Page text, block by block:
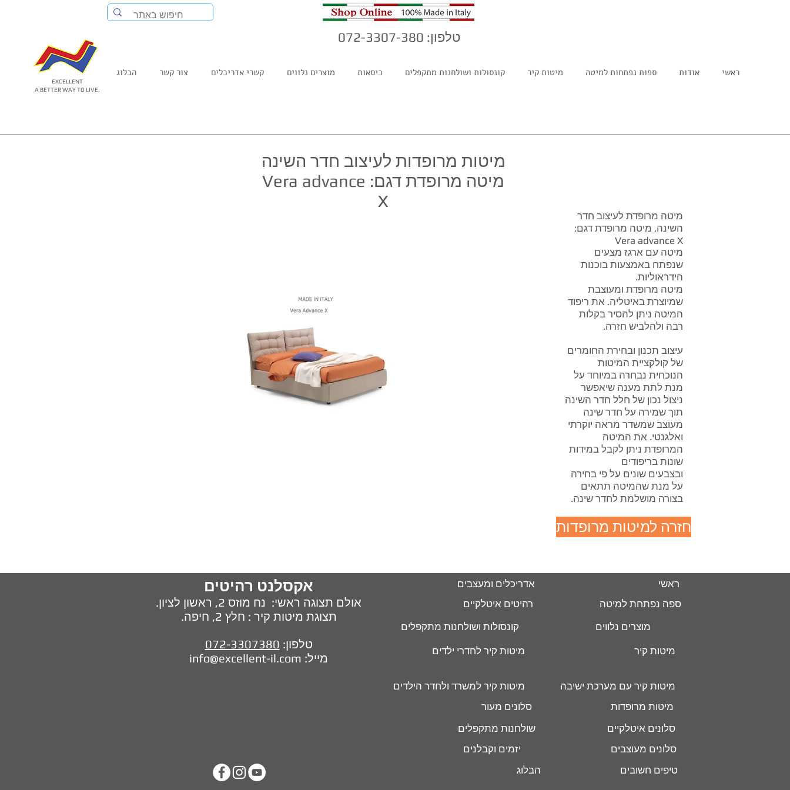
EXCELLENT
A BETTER WAY TO LIVE.
טלפון: 072-3307-380
הבלוג צור קשר קשרי אדריכלים מוצרים נלווים כיסאות קונסולות ושולחנות מתקפלים מיטות קיר ספות נפתחות למיטה אודות ראשי
מיטות מרופדות לעיצוב חדר השינה
מיטה מרופדת דגם: Vera advance
X
מיטה מרופדת לעיצוב חדר
השינה. מיטה מרופדת דגם:
Vera advance X
מיטה עם ארגז מצעים
שנפתח באמצעות בוכנות
הידראוליות.
מיטה מרופדת ומעוצבת
שמיוצרת באיטליה. את ריפוד
המיטה ניתן להסיר בקלות
רבה ולהלביש חזרה.
עיצוב תכנון ובחירת החומרים
של קולקציית המיטות
הנוכחית נבחרה במיוחד על
מנת לתת מענה שיאפשר
ניצול נכון של חלל חדר השינה
תוך שמירה על חדר שינה
מעוצב שמשדר מראה יוקרתי
ואלגנטי. את המיטה
המרופדת ניתן לקבל במידות
שונות בריפודים
ובצבעים שונים על פי בחירה
על מנת שהמיטה תתאים
בצורה מושלמת לחדר שינה.
חזרה למיטות מרופדות
אקסלנט רהיטים
אולם תצוגה ראשי: נח מוזס 2,
ראשון לציון.
תצוגת מיטות קיר : חלץ 2, חיפה.
טלפון: 072-3307380
מייל: info@excellent-il.com
אדריכלים ומעצבים
ראשי
רהיטים איטלקיים
ספה נפתחת למיטה
קונסולות ושולחנות מתקפלים
מוצרים נלווים
מיטות קיר לחדרי ילדים מיטות קיר
מיטות קיר למשרד ולחדר הילדים
מיטות קיר עם מערכת ישיבה
סלונים מעור
מיטות מרופדות
שולחנות מתקפלים
יזמים וקבלנים
הבלוג
סלונים איטלקיים
סלונים מעוצבים
טיפים חשובים